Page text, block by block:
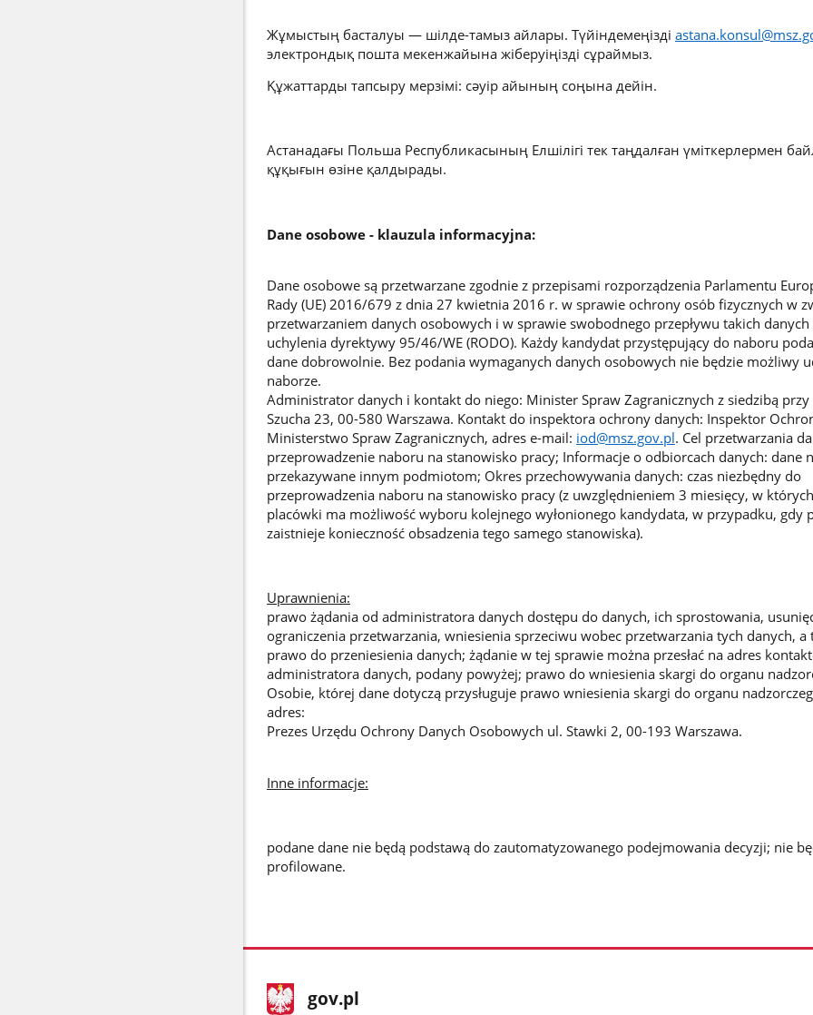
Жұмыстың басталуы — шілде-тамыз айлары. Түйіндемеңізді
электрондық пошта мекенжайына жіберуіңізді сұраймыз.
Құжаттарды тапсыру мерзімі: сәуір айының соңына дейін.
Астанадағы Польша Республикасының Елшілігі тек таңдалған үміткерлермен
құқығын өзіне қалдырады.
Dane osobowe - klauzula informacyjna:
Dane osobowe są przetwarzane zgodnie z przepisami rozporządzenia Parlamentu
Rady (UE) 2016/679 z dnia 27 kwietnia 2016 r. w sprawie ochrony osób fizycznych w
przetwarzaniem danych osobowych i w sprawie swobodnego przepływu takich danych
uchylenia dyrektywy 95/46/WE (RODO). Każdy kandydat przystępujący do naboru
dane dobrowolnie. Bez podania wymaganych danych osobowych nie będzie możliwy
naborze.
Administrator danych i kontakt do niego: Minister Spraw Zagranicznych z siedzibą przy
Szucha 23, 00-580 Warszawa. Kontakt do inspektora ochrony danych: Inspektor
Ministerstwo Spraw Zagranicznych, adres e-mail: iod@msz.gov.pl. Cel przetwarzania
przeprowadzenie naboru na stanowisko pracy; Informacje o odbiorcach danych: dane
przekazywane innym podmiotom; Okres przechowywania danych: czas niezbędny do
przeprowadzenia naboru na stanowisko pracy (z uwzględnieniem 3 miesięcy, w
placówki ma możliwość wyboru kolejnego wyłonionego kandydata, w przypadku, gdy
zaistnieje konieczność obsadzenia tego samego stanowiska).
Uprawnienia:
prawo żądania od administratora danych dostępu do danych, ich sprostowania,
ograniczenia przetwarzania, wniesienia sprzeciwu wobec przetwarzania tych danych, a
prawo do przeniesienia danych; żądanie w tej sprawie można przesłać na adres
administratora danych, podany powyżej; prawo do wniesienia skargi do organu
Osobie, której dane dotyczą przysługuje prawo wniesienia skargi do organu
adres:
Prezes Urzędu Ochrony Danych Osobowych ul. Stawki 2, 00-193 Warszawa.
Inne informacje:
podane dane nie będą podstawą do zautomatyzowanego podejmowania decyzji; nie
profilowane.
stopka
gov.pl Strona
gov.pl